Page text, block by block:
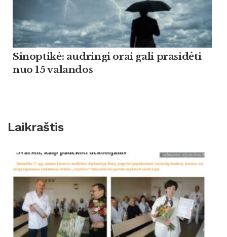
Sinoptikė: audringi orai gali prasidėti
nuo 15 valandos
Laikraštis